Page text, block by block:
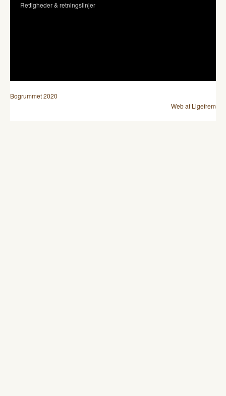
Rettigheder & retningslinjer
Bogrummet 2020
Web af Ligefrem